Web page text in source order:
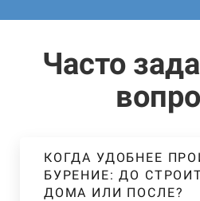
Часто
КОГДА УДОБНЕЕ
БУРЕНИЕ: ДО
ДОМА ИЛИ ПОСЛЕ?